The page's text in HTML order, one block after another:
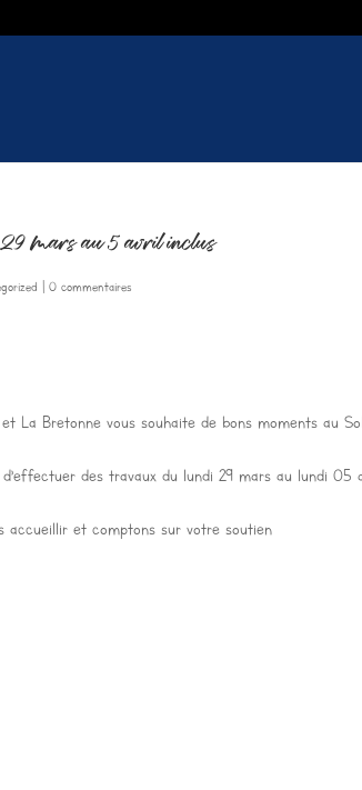
mars au 5 avril inclus
|0 commentaires
La Bretonne vous souhaite de bons moments au
des travaux du lundi 29 mars au lundi
accueillir et comptons sur votre soutien